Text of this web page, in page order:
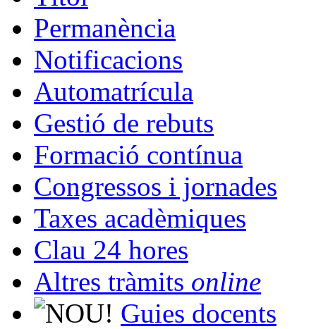
Permanència
Notificacions
Automatrícula
Gestió de rebuts
Formació contínua
Congressos i jornades
Taxes acadèmiques
Clau 24 hores
Altres tràmits online
Guies docents